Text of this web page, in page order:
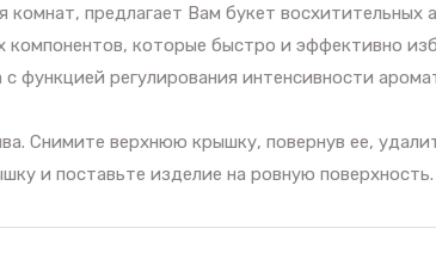
предлагает Вам букет восхитительных
которые быстро и эффективно
функцией регулирования интенсивности
Снимите верхнюю крышку, повернув ее,
и поставьте изделие на ровную поверхность.